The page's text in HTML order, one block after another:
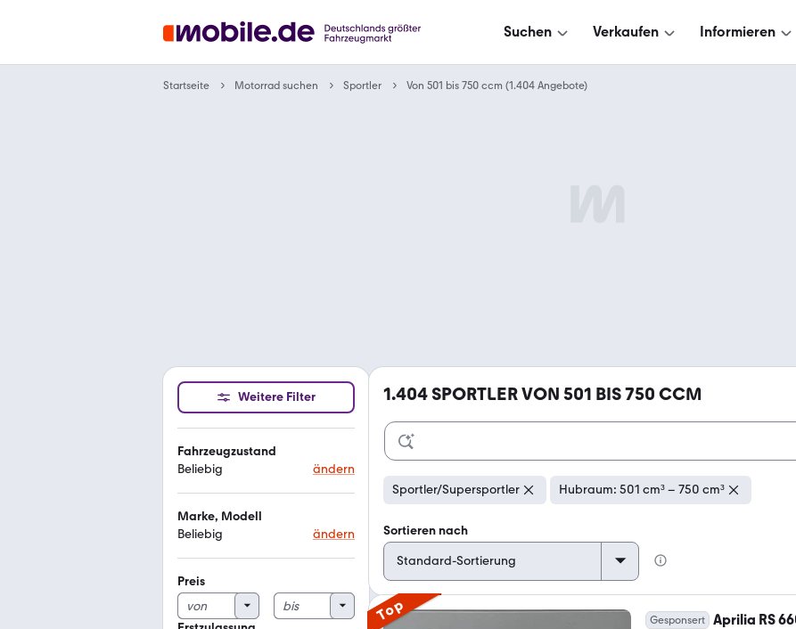
Suchen Verkaufen Informieren
Startseite Motorrad suchen Sportler Von 501 bis 750 ccm (1.404 Angebote)
Weitere Filter
Fahrzeugzustand
Beliebig
ändern
Marke, Modell
Beliebig
ändern
Preis
1.404 SPORTLER VON 501 BIS 750 CCM
Sportler/Supersportler Hubraum: 501 cm³ – 750 cm³
Sortieren nach
Top Gesponsert Aprilia RS